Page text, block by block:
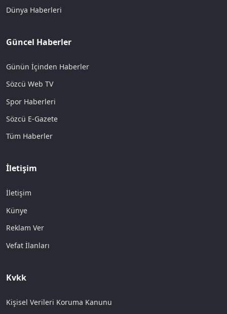
Dünya Haberleri
Güncel Haberler
Günün İçinden Haberler
Sözcü Web TV
Spor Haberleri
Sözcü E-Gazete
Tüm Haberler
İletişim
İletişim
Künye
Reklam Ver
Vefat İlanları
Kvkk
Kişisel Verileri Koruma Kanunu